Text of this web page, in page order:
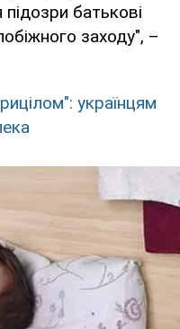
батькові
заходу", –
українцям